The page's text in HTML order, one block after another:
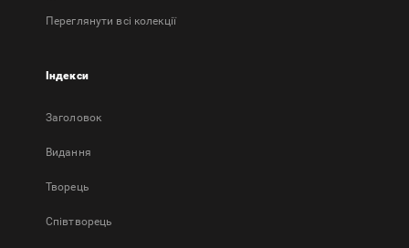
Переглянути всі колекції
Індекси
Заголовок
Bидання
Творець
Співтворець